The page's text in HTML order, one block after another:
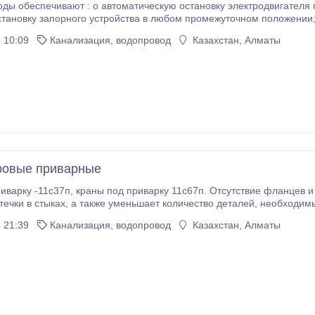
обеспечивают : o автоматическую остановку электродвигателя при
запорного устройства в любом промежуточном положении; o автоматическое переключение
в любом положении затвора; o указание положения затвора механическим указателем и выдачу
10:09 Канализация, водопровод Казахстан, Алматы
приварные
фланцев и разъёмного соединение с прокладкой позволяет
необходимых для соединения - это болты, гайки, шайбы,
повышенные требования к герметичности соединений.
21:39 Канализация, водопровод Казахстан, Алматы